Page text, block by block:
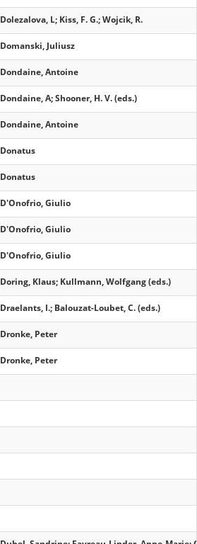
Dolezalova, L; Kiss, F. G.; Wojcik, R.
Domanski, Juliusz
Dondaine, Antoine
Dondaine, A; Shooner, H. V. (eds.)
Dondaine, Antoine
Donatus
Donatus
D'Onofrio, Giulio
D'Onofrio, Giulio
D'Onofrio, Giulio
Doring, Klaus; Kullmann, Wolfgang (eds.)
Draelants, I.; Balouzat-Loubet, C. (eds.)
Dronke, Peter
Dronke, Peter